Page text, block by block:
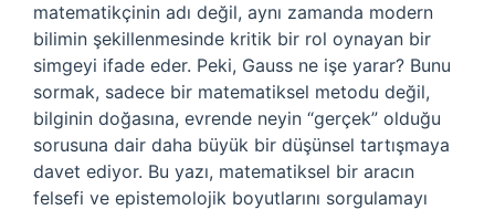
matematikçinin adı değil, aynı zamanda modern
bilimin şekillenmesinde kritik bir rol oynayan bir
simgeyi ifade eder. Peki, Gauss ne işe yarar? Bunu
sormak, sadece bir matematiksel metodu değil,
bilginin doğasına, evrende neyin “gerçek” olduğu
sorusuna dair daha büyük bir düşünsel tartışmaya
davet ediyor. Bu yazı, matematiksel bir aracın
felsefi ve epistemolojik boyutlarını sorgulamayı